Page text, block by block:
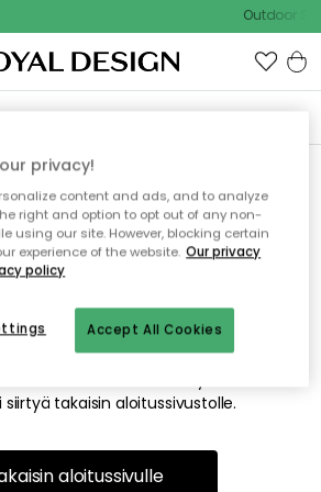
Outdoor
löydä
sivua
että sivua ei enää ole tai siitä, että se
Pahoittelemme tästä mahdollisesti
takaisin aloitussivustolle.
aloitussivulle
privacy!
content and ads, and to analyze
right and option to opt out of any non-
using our site. However, blocking certain
experience of the website. Our privacy
policy
Accept All Cookies